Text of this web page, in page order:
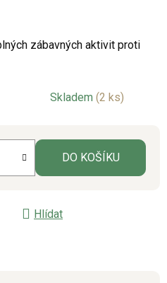
zábavných aktivit proti
Skladem (2 ks)
DO KOŠÍKU
Hlídat